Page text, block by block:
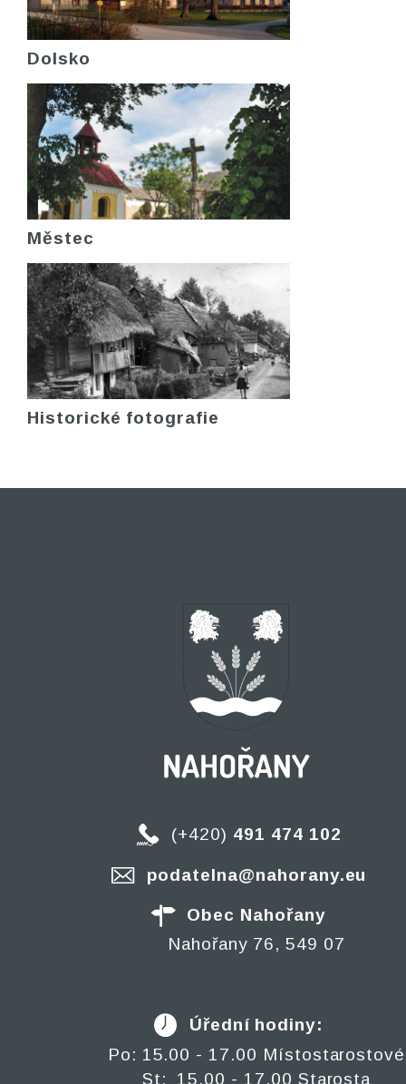
Dolsko
Městec
Historické fotografie
(+420) 491 474 102
podatelna@nahorany.eu
Obec Nahořany
Nahořany 76, 549 07
Úřední hodiny:
Po: 15.00 - 17.00 Místostarostové
St: 15.00 - 17.00 Starosta